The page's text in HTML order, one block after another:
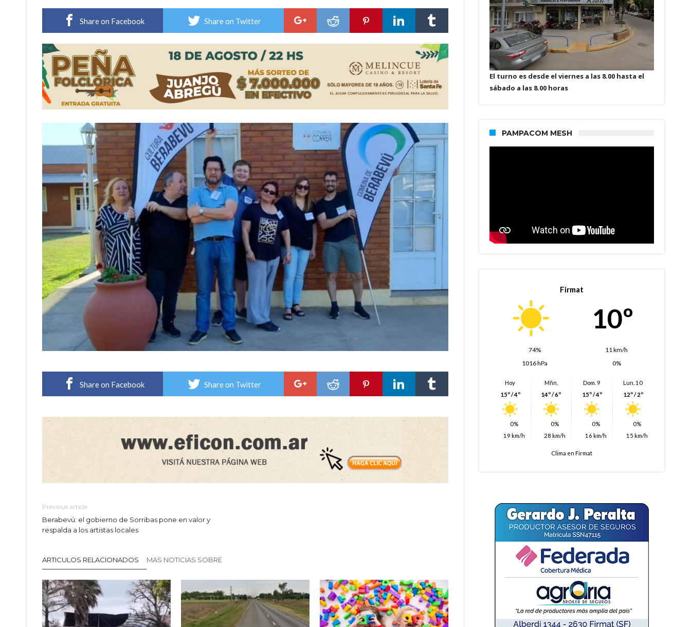
Share on Facebook Share on Twitter
Share on Facebook Share on Twitter
Previous article
Berabevú: el gobierno de Sorribas pone en valor y
respalda a los artistas locales
ARTICULOS RELACIONADOS MAS NOTICIAS SOBRE
El turno es desde el viernes a las 8.00 hasta el
sábado a las 8.00 horas
PAMPACOM MESH
Firmat
10º
74%
11 km/h
1016 hPa
0%
Hoy
15º / 4º
0%
19 km/h
Mñn.
14º / 6º
0%
28 km/h
Dom. 9
15º / 4º
0%
16 km/h
Lun. 10
12º / 2º
0%
15 km/h
Clima en Firmat